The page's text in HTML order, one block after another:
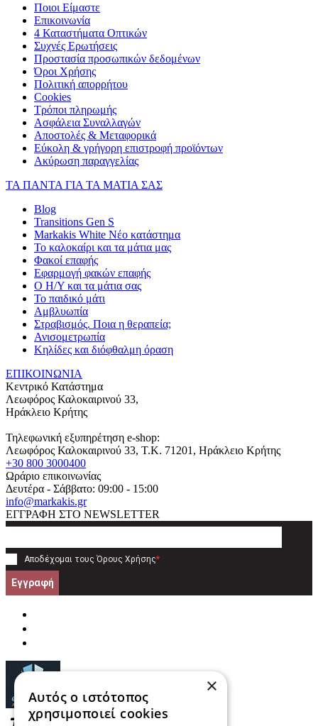
Ποιοι Είμαστε
Επικοινωνία
4 Καταστήματα Οπτικών
Συχνές Ερωτήσεις
Προστασία προσωπικών δεδομένων
Όροι Χρήσης
Πολιτική απορρήτου
Cookies
Τρόποι πληρωμής
Ασφάλεια Συναλλαγών
Αποστολές & Μεταφορικά
Εύκολη & γρήγορη επιστροφή προϊόντων
Ακύρωση παραγγελίας
ΤΑ ΠΑΝΤΑ ΓΙΑ ΤΑ ΜΑΤΙΑ ΣΑΣ
Blog
Transitions Gen S
Markakis White Νέο κατάστημα
Το καλοκαίρι και τα μάτια μας
Φακοί επαφής
Εφαρμογή φακών επαφής
Ο Η/Υ και τα μάτια σας
Το παιδικό μάτι
Αμβλυωπία
Στραβισμός. Ποια η θεραπεία;
Ανισομετρωπία
Κηλίδες και διόφθαλμη όραση
ΕΠΙΚΟΙΝΩΝΙΑ
Κεντρικό Κατάστημα
Λεωφόρος Καλοκαιρινού 33,
Ηράκλειο Κρήτης
Τηλεφωνική εξυπηρέτηση e-shop:
Λεωφόρος Καλοκαιρινού 33, T.K. 71201 , Ηράκλειο Κρήτης
+30 800 3000400
Ωράριο επικοινωνίας
Δευτέρα - Σάββατο: 09:00 - 15:00
info@markakis.gr
ΕΓΓΡΑΦΗ ΣΤΟ NEWSLETTER
Αποδέχομαι τους Όρους Χρήσης*
Εγγραφή
×
Αυτός ο ιστότοπος
χρησιμοποιεί cookies